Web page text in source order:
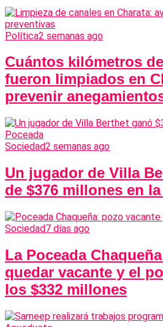
Política2 semanas ago
Cuántos kilómetros
fueron limpiados en
prevenir
Sociedad2 semanas ago
Un jugador de Villa
de $376 millones en
Sociedad7 días ago
La Poceada
quedar vacante y el
los $332 millones